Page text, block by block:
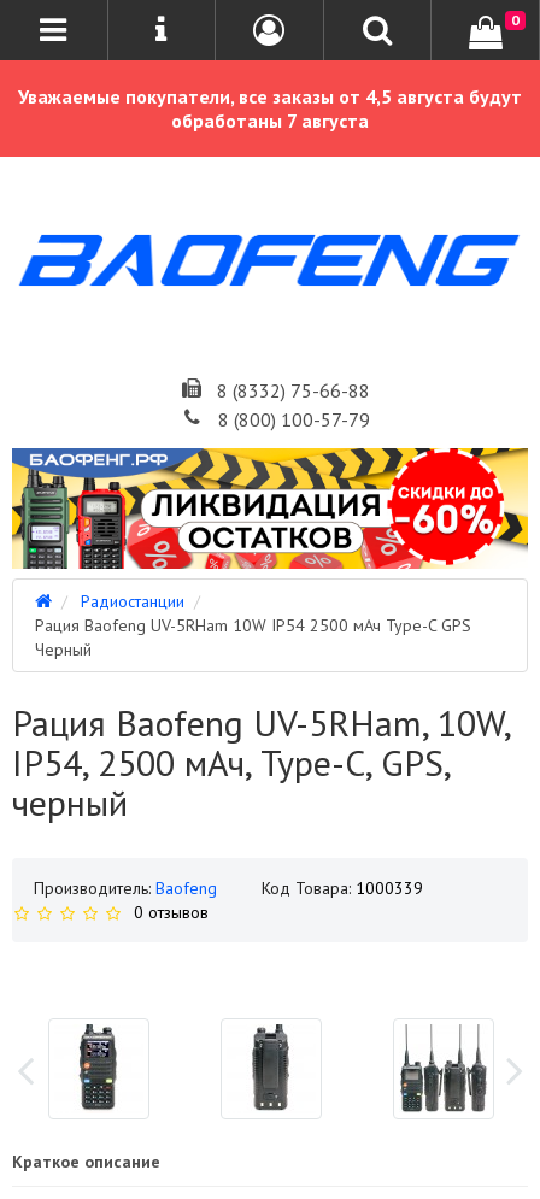
Уважаемые покупатели, все заказы от 4,5 августа будут
обработаны 7 августа
8 (8332) 75-66-88
8 (800) 100-57-79
0
Радиостанции
Рация Baofeng UV-5RHam 10W IP54 2500 мАч Type-C GPS
Черный
Рация Baofeng UV-5RHam, 10W,
IP54, 2500 мАч, Type-C, GPS,
черный
Производитель: Baofeng Код Товара: 1000339
0 отзывов
Краткое описание